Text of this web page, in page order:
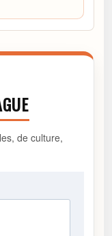
de culture,